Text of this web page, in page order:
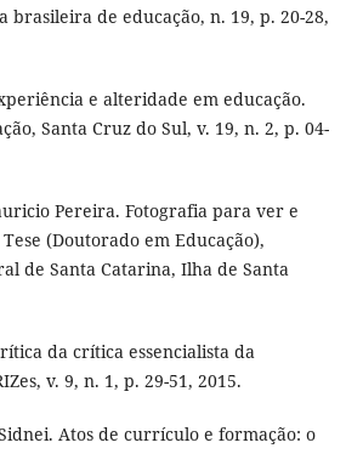
brasileira de educação, n. 19, p. 20-28,
e alteridade em educação.
Santa Cruz do Sul, v. 19, n. 2, p. 04-
Pereira. Fotografia para ver e
(Doutorado em Educação),
de Santa Catarina, Ilha de Santa
da crítica essencialista da
v. 9, n. 1, p. 29-51, 2015.
Atos de currículo e formação: o